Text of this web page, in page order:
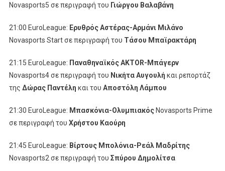
Novasports5 σε περιγραφή του Γιώργου Βαλαβάνη
21:00 EuroLeague: Ερυθρός Αστέρας-Αρμάνι Μιλάνο
Novasports Start σε περιγραφή του Τάσου Μπαϊρακτάρη
21:15 EuroLeague: Παναθηναϊκός AKTOR-Μπάγερν
Novasports4 σε περιγραφή του Νικήτα Αυγουλή και ρεπορτάζ
της Δώρας Παντέλη και του Αποστόλη Λάμπου
21:30 EuroLeague: Μπασκόνια-ΟλυμπιακόςNovasports Prime
σε περιγραφή του Χρήστου Καούρη
21:45 EuroLeague: Βίρτους Μπολόνια-Ρεάλ Μαδρίτης
Novasports2 σε περιγραφή του Σπύρου Δημολίτσα